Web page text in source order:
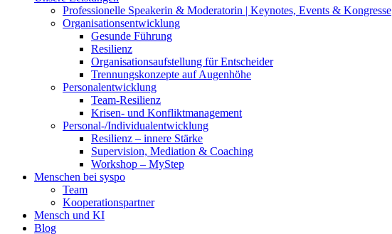
Professionelle Speakerin & Moderatorin | Keynotes, Events & Kongresse
Organisationsentwicklung
Gesunde Führung
Resilienz
Organisationsaufstellung für Entscheider
Trennungskonzepte auf Augenhöhe
Personalentwicklung
Team-Resilienz
Krisen- und Konfliktmanagement
Personal-/Individualentwicklung
Resilienz – innere Stärke
Supervision, Mediation & Coaching
Workshop – MyStep
Menschen bei syspo
Team
Kooperationspartner
Mensch und KI
Blog